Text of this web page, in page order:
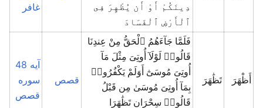
دِينَكُمْ أَوْ أَن يُظْهِرَ فِى
ٱلْأَرْضِ ٱلْفَسَادَ
غافر
أَظْهَرَ تَظَٰهَرَ
فَلَمَّا جَآءَهُمُ ٱلْحَقُّ مِنْ عِندِنَا
قَالُوا۟ لَوْلَآ أُوتِىَ مِثْلَ مَآ
أُوتِىَ مُوسَىٰٓ أَوَلَمْ يَكْفُرُوا۟
بِمَآ أُوتِىَ مُوسَىٰ مِن قَبْلُ
قَالُوا۟ سِحْرَانِ تَظَٰهَرَا
قصص
آیه 48
سوره
قصص